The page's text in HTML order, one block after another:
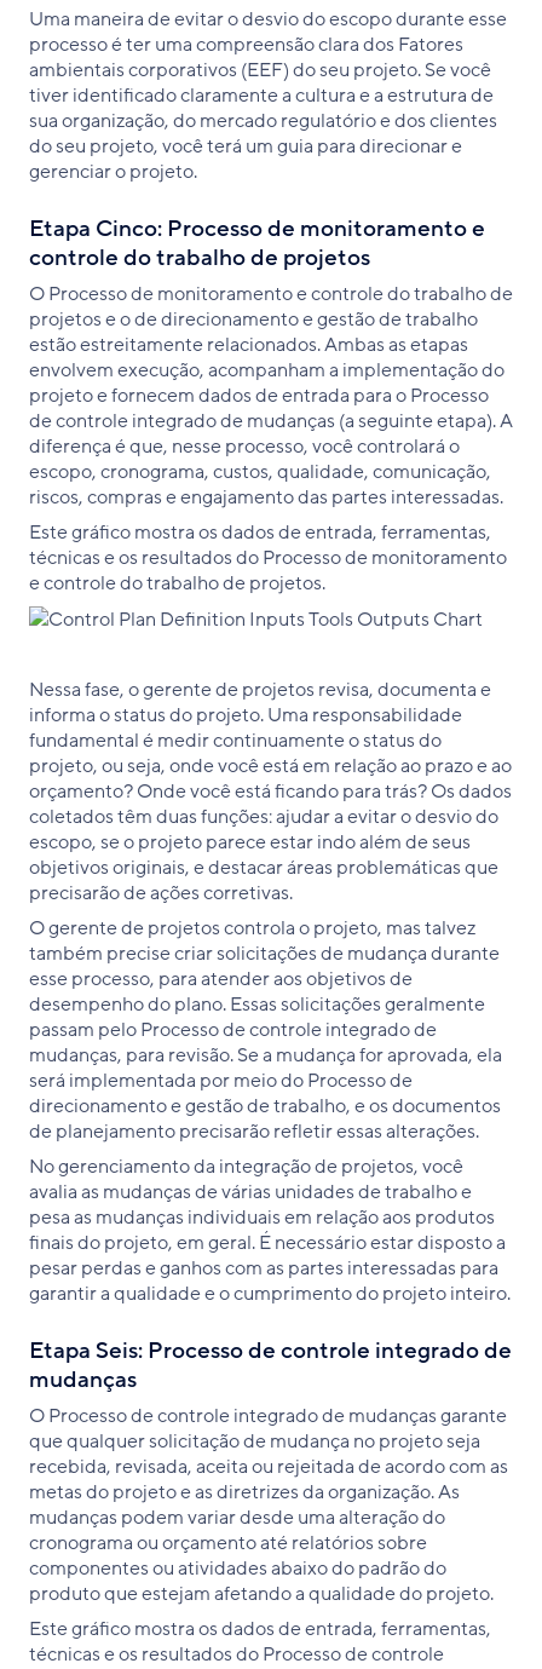
Uma maneira de evitar o desvio do escopo durante esse
processo é ter uma compreensão clara dos Fatores
ambientais corporativos (EEF) do seu projeto. Se você
tiver identificado claramente a cultura e a estrutura de
sua organização, do mercado regulatório e dos clientes
do seu projeto, você terá um guia para direcionar e
gerenciar o projeto.
Etapa Cinco: Processo de monitoramento e
controle do trabalho de projetos
O Processo de monitoramento e controle do trabalho de
projetos e o de direcionamento e gestão de trabalho
estão estreitamente relacionados. Ambas as etapas
envolvem execução, acompanham a implementação do
projeto e fornecem dados de entrada para o Processo
de controle integrado de mudanças (a seguinte etapa). A
diferença é que, nesse processo, você controlará o
escopo, cronograma, custos, qualidade, comunicação,
riscos, compras e engajamento das partes interessadas.
Este gráfico mostra os dados de entrada, ferramentas,
técnicas e os resultados do Processo de monitoramento
e controle do trabalho de projetos.
Nessa fase, o gerente de projetos revisa, documenta e
informa o status do projeto. Uma responsabilidade
fundamental é medir continuamente o status do
projeto, ou seja, onde você está em relação ao prazo e ao
orçamento? Onde você está ficando para trás? Os dados
coletados têm duas funções: ajudar a evitar o desvio do
escopo, se o projeto parece estar indo além de seus
objetivos originais, e destacar áreas problemáticas que
precisarão de ações corretivas.
O gerente de projetos controla o projeto, mas talvez
também precise criar solicitações de mudança durante
esse processo, para atender aos objetivos de
desempenho do plano. Essas solicitações geralmente
passam pelo Processo de controle integrado de
mudanças, para revisão. Se a mudança for aprovada, ela
será implementada por meio do Processo de
direcionamento e gestão de trabalho, e os documentos
de planejamento precisarão refletir essas alterações.
No gerenciamento da integração de projetos, você
avalia as mudanças de várias unidades de trabalho e
pesa as mudanças individuais em relação aos produtos
finais do projeto, em geral. É necessário estar disposto a
pesar perdas e ganhos com as partes interessadas para
garantir a qualidade e o cumprimento do projeto inteiro.
Etapa Seis: Processo de controle integrado de
mudanças
O Processo de controle integrado de mudanças garante
que qualquer solicitação de mudança no projeto seja
recebida, revisada, aceita ou rejeitada de acordo com as
metas do projeto e as diretrizes da organização. As
mudanças podem variar desde uma alteração do
cronograma ou orçamento até relatórios sobre
componentes ou atividades abaixo do padrão do
produto que estejam afetando a qualidade do projeto.
Este gráfico mostra os dados de entrada, ferramentas,
técnicas e os resultados do Processo de controle